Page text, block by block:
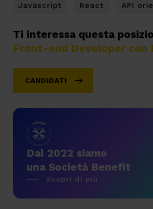
Javascript React API
Ti interessa questa
Front-end Developer con
CANDIDATI
Dal 2022 siamo
una Società Benefit
Scopri di più